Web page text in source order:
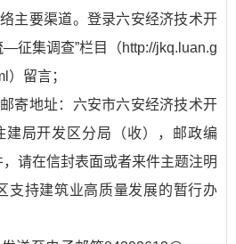
主要渠道。 登录六安经济技术开
—征集调查”栏目（http://jkq.luan.g
留言；
邮寄地址：六安市六安经济技术开
建局开发区分局（收），邮政编
请在信封表面或者来件主题注明
支持建筑业高质量发展的暂行办